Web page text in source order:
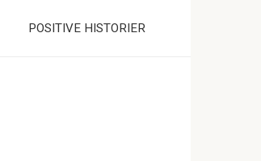
POSITIVE HISTORIER